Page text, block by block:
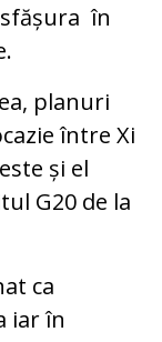
în
planuri
între Xi
și el
G20 de la
ca
iar în